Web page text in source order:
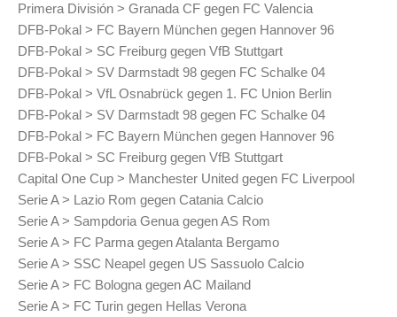
Primera División > Granada CF gegen FC Valencia
DFB-Pokal > FC Bayern München gegen Hannover 96
DFB-Pokal > SC Freiburg gegen VfB Stuttgart
DFB-Pokal > SV Darmstadt 98 gegen FC Schalke 04
DFB-Pokal > VfL Osnabrück gegen 1. FC Union Berlin
DFB-Pokal > SV Darmstadt 98 gegen FC Schalke 04
DFB-Pokal > FC Bayern München gegen Hannover 96
DFB-Pokal > SC Freiburg gegen VfB Stuttgart
Capital One Cup > Manchester United gegen FC Liverpool
Serie A > Lazio Rom gegen Catania Calcio
Serie A > Sampdoria Genua gegen AS Rom
Serie A > FC Parma gegen Atalanta Bergamo
Serie A > SSC Neapel gegen US Sassuolo Calcio
Serie A > FC Bologna gegen AC Mailand
Serie A > FC Turin gegen Hellas Verona